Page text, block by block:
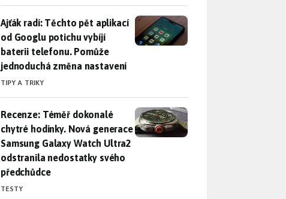
Ajťák radí: Těchto pět aplikací od Googlu potichu vybíjí baterii
Ajťák radí: Těchto pět aplikací
od Googlu potichu vybíjí
baterii telefonu. Pomůže
jednoduchá změna nastavení
TIPY A TRIKY
Recenze: Téměř dokonalé chytré hodinky. Nová generace
Recenze: Téměř dokonalé
chytré hodinky. Nová generace
Samsung Galaxy Watch Ultra2
odstranila nedostatky svého
předchůdce
TESTY